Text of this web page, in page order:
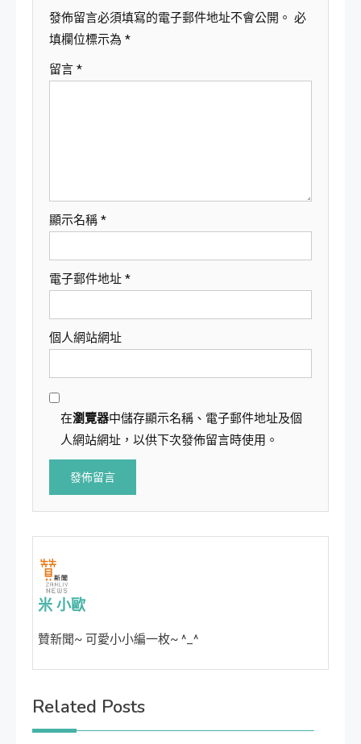
發佈留言必須填寫的電子郵件地址不會公開。 必
填欄位標示為 *
留言 *
顯示名稱 *
電子郵件地址 *
個人網站網址
在瀏覽器中儲存顯示名稱、電子郵件地址及個
人網站網址，以供下次發佈留言時使用。
米 小歐
贊新聞~ 可愛小小編一枚~ ^_^
Related Posts